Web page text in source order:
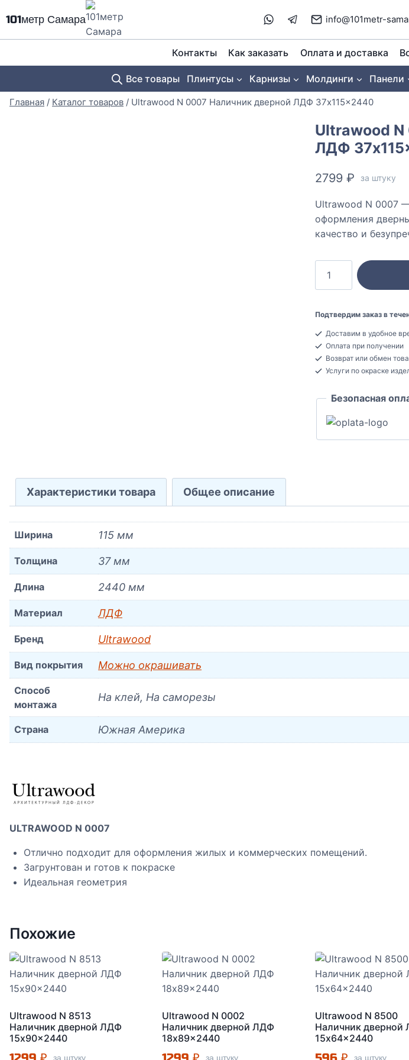
содержимому
101метр Самара info@101metr-
Контакты Как заказать Оплата и доставка
Все товары Плинтусы Карнизы Молдинги Панели
Главная / Каталог товаров / Ultrawood N 0007 Наличник дверной ЛДФ 37x115x2440
Ultrawood
ЛДФ
2799 ₽ за штуку
Ultrawood N 0007
оформления
качество и
Количество
товара
N
Наличник
дверной
ЛДФ
Подтвердим заказ в
Доставим в удобное
Оплата при получении
Возврат или обмен
Услуги по окраске
Безопасная
Характеристики товара Общее описание
Ширина 115 мм
Толщина 37 мм
Длина 2440 мм
Материал ЛДФ
Бренд Ultrawood
Вид покрытия Можно окрашивать
Способ
монтажа
На клей, На саморезы
Страна Южная Америка
ULTRAWOOD N 0007
Отлично подходит для оформления жилых и коммерческих помещений.
Загрунтован и готов к покраске
Идеальная геометрия
Похожие
Ultrawood N 8513
Наличник дверной ЛДФ
15x90x2440
Ultrawood N 0002
Наличник дверной ЛДФ
18x89x2440
Ultrawood N 8500
Наличник дверной
15x64x2440